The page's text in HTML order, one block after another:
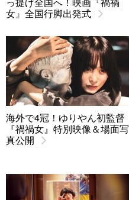
女』全国行脚出発式
海外で4冠！ゆりやん初監督
『禍禍女』特別映像＆場面写
真公開